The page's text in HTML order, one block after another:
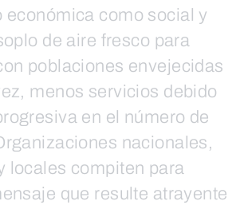
económica como social y
de aire fresco para
poblaciones envejecidas
menos servicios debido
en el número de
nacionales,
locales compiten para
que resulte atrayente